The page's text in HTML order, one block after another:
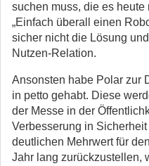
suchen muss, die es heute
„Einfach überall einen
sicher nicht die Lösung
Nutzen-Relation.
Ansonsten habe Polar zur
in petto gehabt. Diese
der Messe in der
Verbesserung in
deutlichen Mehrwert für
Jahr lang zurückzustellen,